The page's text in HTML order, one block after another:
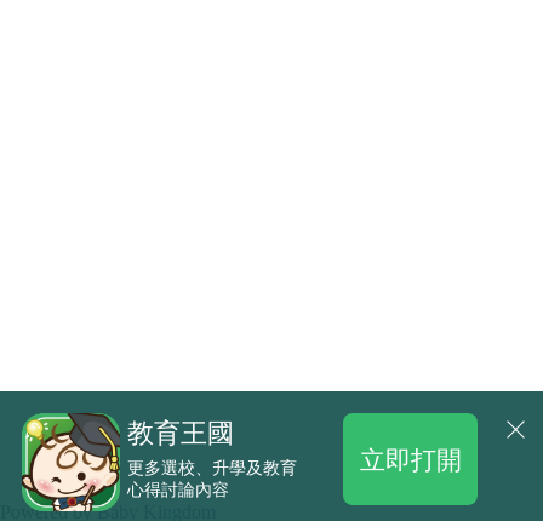
Powered byBaby Kingdom
教育王國
更多選校、升學及教育
心得討論內容
立即打開